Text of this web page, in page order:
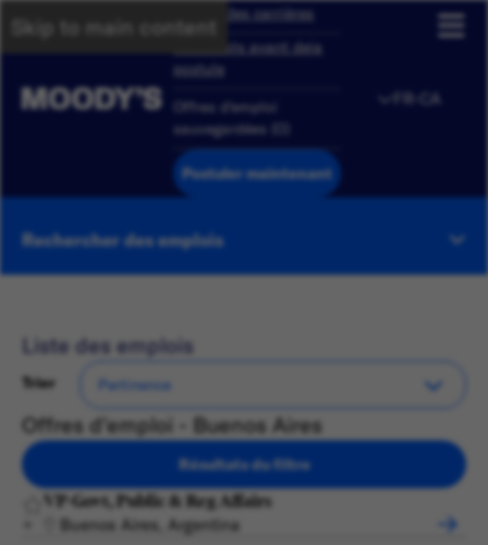
Skip to main contentAperçu des carrières
Candidats ayant deja
postule
Offres d'emploi
sauvegardées
Postuler maintenant
FR-CA
Rechercher des emplois
Liste des emplois
Trier
Offres d'emploi - Buenos Aires
Résultats du filtre
VP-Govt, Public & Reg Affairs
Buenos Aires, Argentina